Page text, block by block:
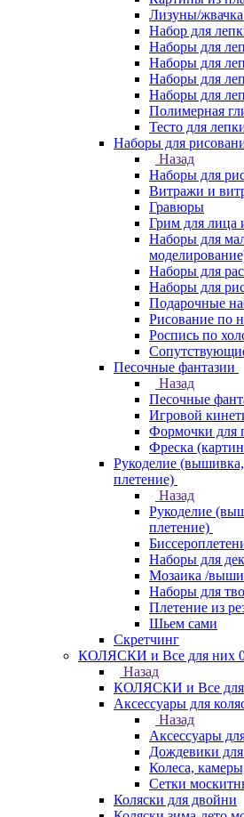
Лизуны/
Набор для
Наборы для
Наборы для
Наборы для
Наборы для
Полимерная
Тесто для
Наборы для
Назад
Наборы для
Витражи и
Гравюры
Грим для лица
Наборы для
Наборы для
Наборы для
Подарочные
Рисование по
Роспись по
Песочные фантазии
Назад
Песочные
Игровой
Формочки для
Фреска
Рукоделие
плетение)
Назад
Рукоделие
плетение)
Наборы для
Мозаика /
Наборы для
Плетение из
Шьем сами
Скретчинг
КОЛЯСКИ и Все для них
Назад
КОЛЯСКИ и Все для
Аксессуары для
Назад
Аксессуары
Дождевики для
Колеса,
Сетки
Коляски для двойни